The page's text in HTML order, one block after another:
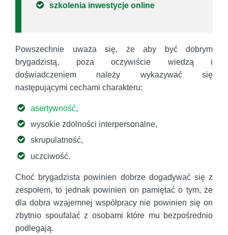
szkolenia inwestycje online
Powszechnie uważa się, że aby być dobrym
brygadzistą, poza oczywiście wiedzą i
doświadczeniem należy wykazywać się
następującymi cechami charakteru:
asertywność,
wysokie zdolności interpersonalne,
skrupulatność,
uczciwość.
Choć brygadzista powinien dobrze dogadywać się z
zespołem, to jednak powinien on pamiętać o tym, że
dla dobra wzajemnej współpracy nie powinien się on
zbytnio spoufalać z osobami które mu bezpośrednio
podlegają.